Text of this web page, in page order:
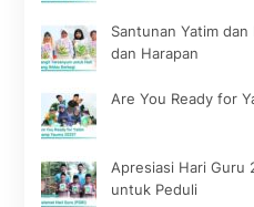
Santunan Yatim
dan Harapan
Are You Ready for
Apresiasi Hari Guru
untuk Peduli